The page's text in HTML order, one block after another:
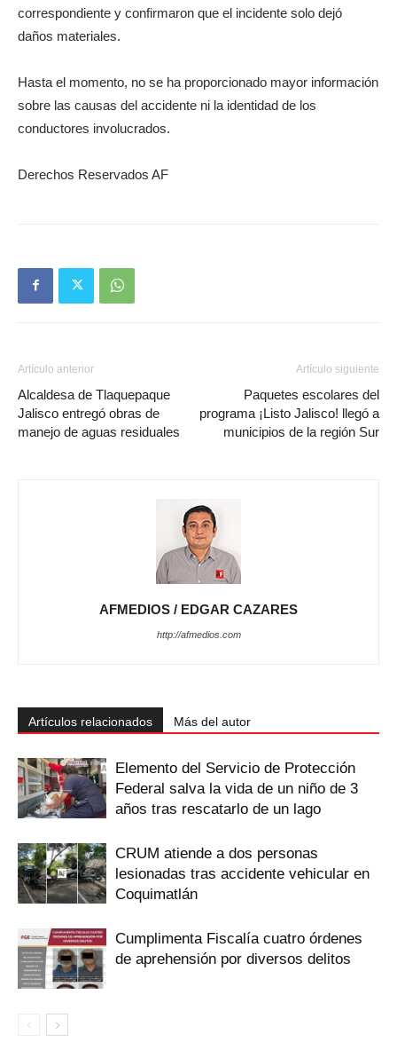
correspondiente y confirmaron que el incidente solo dejó
daños materiales.
Hasta el momento, no se ha proporcionado mayor información
sobre las causas del accidente ni la identidad de los
conductores involucrados.
Derechos Reservados AF
Artículo anterior
Alcaldesa de Tlaquepaque
Jalisco entregó obras de
manejo de aguas residuales
Artículo siguiente
Paquetes escolares del
programa ¡Listo Jalisco! llegó a
municipios de la región Sur
AFMEDIOS / EDGAR CAZARES
http://afmedios.com
Artículos relacionados Más del autor
Elemento del Servicio de Protección
Federal salva la vida de un niño de 3
años tras rescatarlo de un lago
CRUM atiende a dos personas
lesionadas tras accidente vehicular en
Coquimatlán
Cumplimenta Fiscalía cuatro órdenes
de aprehensión por diversos delitos